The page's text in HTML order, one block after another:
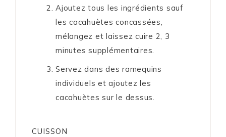
Ajoutez tous les ingrédients sauf
les cacahuètes concassées,
mélangez et laissez cuire 2, 3
minutes supplémentaires.
Servez dans des ramequins
individuels et ajoutez les
cacahuètes sur le dessus.
CUISSON